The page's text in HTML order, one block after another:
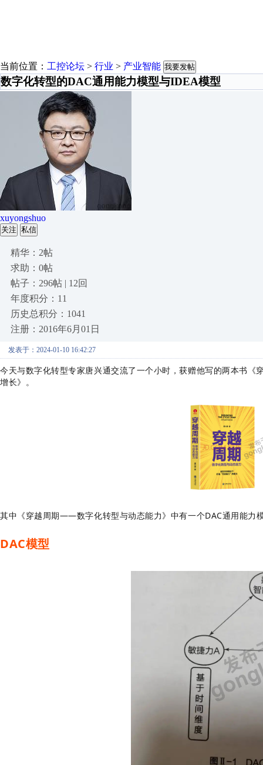
当前位置： 工控论坛 > 行业 > 产业智能 我要发帖
数字化转型的DAC通用能力模型与IDEA模型
xuyongshuo
关注 私信
精华：2帖
求助：0帖
帖子：296帖 | 12回
年度积分：11
历史总积分：1041
注册：2016年6月01日
发表于：2024-01-10 16:42:27
今天与数字化转型专家唐兴通交流了一个小时，获赠他写的两本
增长》。
其中《穿越周期——数字化转型与动态能力》中有一个DAC通用能力
DAC模型